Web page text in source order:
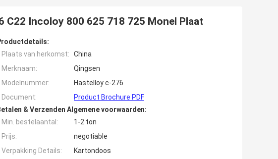
C22 Incoloy 800 625 718 725 Monel Plaat
Plaats van herkomst:
China
Merknaam:
Qingsen
Modelnummer:
Hastelloy c-276
Document:
Product Brochure PDF
& Verzenden Algemene voorwaarden:
Min. bestelaantal:
1-2 ton
Prijs:
negotiable
Verpakking Details:
Kartondoos